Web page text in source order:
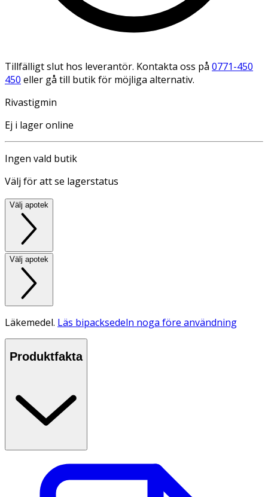
Tillfälligt slut hos leverantör. Kontakta oss på 0771-450
450 eller gå till butik för möjliga alternativ.
Rivastigmin
Ej i lager online
Ingen vald butik
Välj för att se lagerstatus
Välj apotek
Välj apotek
Läkemedel. Läs bipacksedeln noga före användning
Produktfakta